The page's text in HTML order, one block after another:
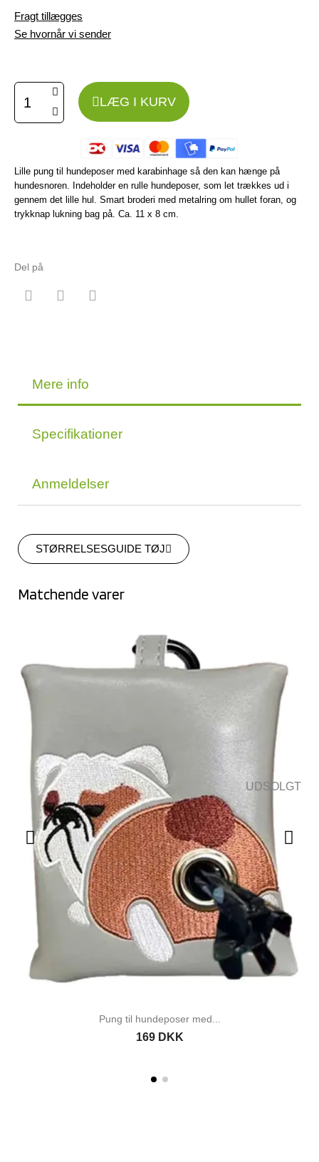
Fragt tillægges
Se hvornår vi sender
LÆG I KURV
Lille pung til hundeposer med karabinhage så den kan hænge på
hundesnoren. Indeholder en rulle hundeposer, som let trækkes ud i
gennem det lille hul. Smart broderi med metalring om hullet foran, og
trykknap lukning bag på. Ca. 11 x 8 cm.
Del på
Mere info
Specifikationer
Anmeldelser
STØRRELSESGUIDE TØJ
Matchende varer
UDSOLGT
Pung til hundeposer med...
169 DKK